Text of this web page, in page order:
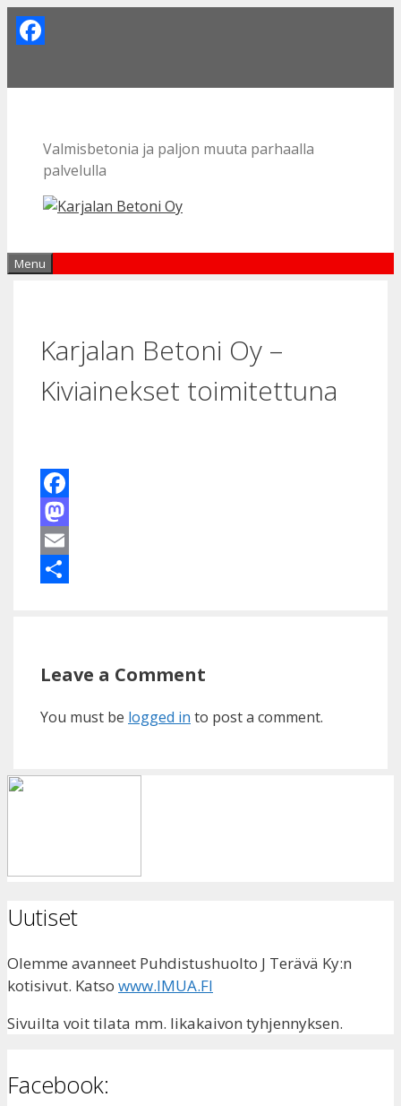
Skip
to
Valmisbetonia ja paljon muuta parhaalla
palvelulla
Menu
Karjalan Betoni Oy –
Kiviainekset toimitettuna
Facebook
Mastodon
Email
Leave a Comment
You must be logged in to post a comment.
Uutiset
Olemme avanneet Puhdistushuolto J Terävä Ky:n
kotisivut. Katso www.IMUA.FI
Sivuilta voit tilata mm. likakaivon tyhjennyksen.
Facebook: